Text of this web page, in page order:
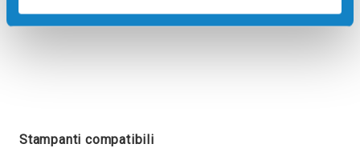
Stampanti compatibili